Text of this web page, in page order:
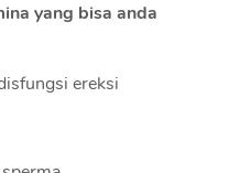
yang bisa anda
ereksi